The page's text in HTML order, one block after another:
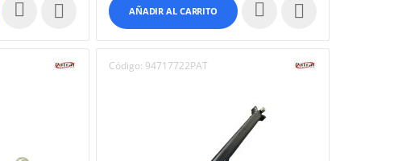
 AÑADIR AL CARRITO 
Código: 94717722PAT